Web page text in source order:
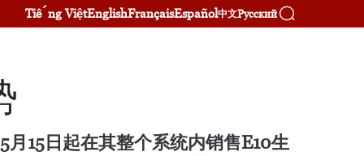
Tiếng ViệtEnglishFrançaisEspañol中文Русский
15日起在其整个系统内销售E10生